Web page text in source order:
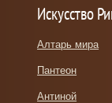
Искусство
Алтарь мира
Пантеон
Антиной